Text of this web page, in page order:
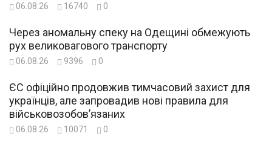
06.08.26 16740 0
Через аномальну спеку на Одещині обмежують
рух великовагового транспорту
06.08.26 9396 0
ЄС офіційно продовжив тимчасовий захист для
українців, але запровадив нові правила для
військовозобов’язаних
06.08.26 10071 0